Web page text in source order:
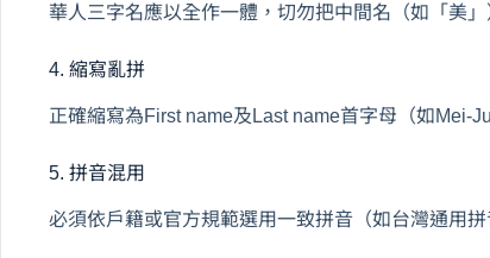
華人三字名應以全作一體，切勿把中間名（如「美」
4. 縮寫亂拼
正確縮寫為First name及Last name首字母（如Mei-
5. 拼音混用
必須依戶籍或官方規範選用一致拼音（如台灣通用